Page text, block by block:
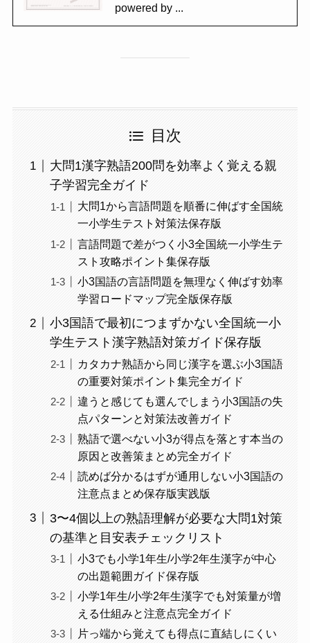
powered by ...
目次
大問1漢字熟語200問を効率よく覚える親
子学習完全ガイド
大問1から言語問題を順番に伸ばす全国統
一小学生テスト対策法保存版
言語問題で差がつく小3全国統一小学生テ
スト攻略ポイント集保存版
小3国語の言語問題を無理なく伸ばす効率
学習ロードマップ完全版保存版
小3国語で最初につまずかない全国統一小
学生テスト漢字熟語対策ガイド保存版
カタカナ熟語から同じ漢字を選ぶ小3国語
の重要対策ポイント集完全ガイド
違うと感じても選んでしまう小3国語の失
点パターンと対策法改善ガイド
熟語で選べない小3が得点を落とす本当の
原因と改善策まとめ完全ガイド
読めば分かるはずが通用しない小3国語の
注意点まとめ保存版実践版
3〜4個以上の熟語理解が必要な大問1対策
の基準と目安表チェックリスト
小3でも小学1年生/小学2年生漢字が中心
の出題範囲ガイド保存版
小学1年生/小学2年生漢字でも対策量が増
える仕組みと注意点完全ガイド
片っ端から覚えても得点に直結しにくい